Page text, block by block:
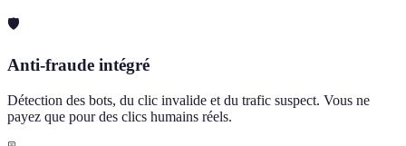
🛡️
Anti-fraude intégré
Détection des bots, du clic invalide et du trafic suspect. Vous ne
payez que pour des clics humains réels.